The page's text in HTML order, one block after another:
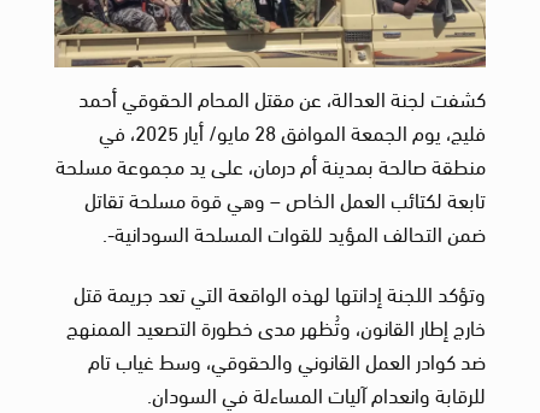
كشفت لجنة العدالة، عن مقتل المحام الحقوقي أحمد
فليج، يوم الجمعة الموافق 28 مايو/ أيار 2025، في
منطقة صالحة بمدينة أم درمان، على يد مجموعة مسلحة
تابعة لكتائب العمل الخاص – وهي قوة مسلحة تقاتل
ضمن التحالف المؤيد للقوات المسلحة السودانية-.
وتؤكد اللجنة إدانتها لهذه الواقعة التي تعد جريمة قتل
خارج إطار القانون، وتُظهر مدى خطورة التصعيد الممنهج
ضد كوادر العمل القانوني والحقوقي، وسط غياب تام
للرقابة وانعدام آليات المساءلة في السودان.